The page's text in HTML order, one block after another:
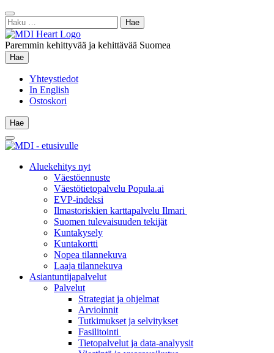
Siirry
sisältöön
Sulje
hae
Haku:
Paremmin kehittyvää ja kehittävää Suomea
Hae
Hae
Yhteystiedot
In English
Ostoskori
Hae
Hae
Main
Menu
Aluekehitys nyt
Väestöennuste
Väestötietopalvelu Popula.ai
EVP-indeksi
Ilmastoriskien karttapalvelu Ilmari
Suomen tulevaisuuden tekijät
Kuntakysely
Kuntakortti
Nopea tilannekuva
Laaja tilannekuva
Asiantuntijapalvelut
Palvelut
Strategiat ja ohjelmat
Arvioinnit
Tutkimukset ja selvitykset
Fasilitointi
Tietopalvelut ja data-analyysit